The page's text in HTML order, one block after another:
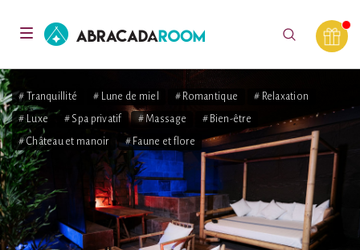
Toggle
AbracadaRoom
# Tranquillité # Lune de miel # Romantique
# Relaxation
# Luxe
# Spa privatif # Massage
# Bien-être
# Château et manoir
# Faune et flore